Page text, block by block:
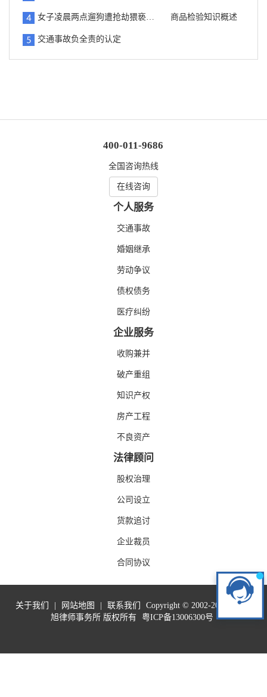
女子凌晨两点遛狗遭抢劫猥亵… 商品检验知识概述
交通事故负全责的认定
400-011-9686
全国咨询热线
在线咨询
个人服务
交通事故
婚姻继承
劳动争议
债权债务
医疗纠纷
企业服务
收购兼并
破产重组
知识产权
房产工程
不良资产
法律顾问
股权治理
公司设立
货款追讨
企业裁员
合同协议
关于我们 网站地图 联系我们
Copyright © 2002-2019 广东泰
旭律师事务所 版权所有 粤ICP备13006300号